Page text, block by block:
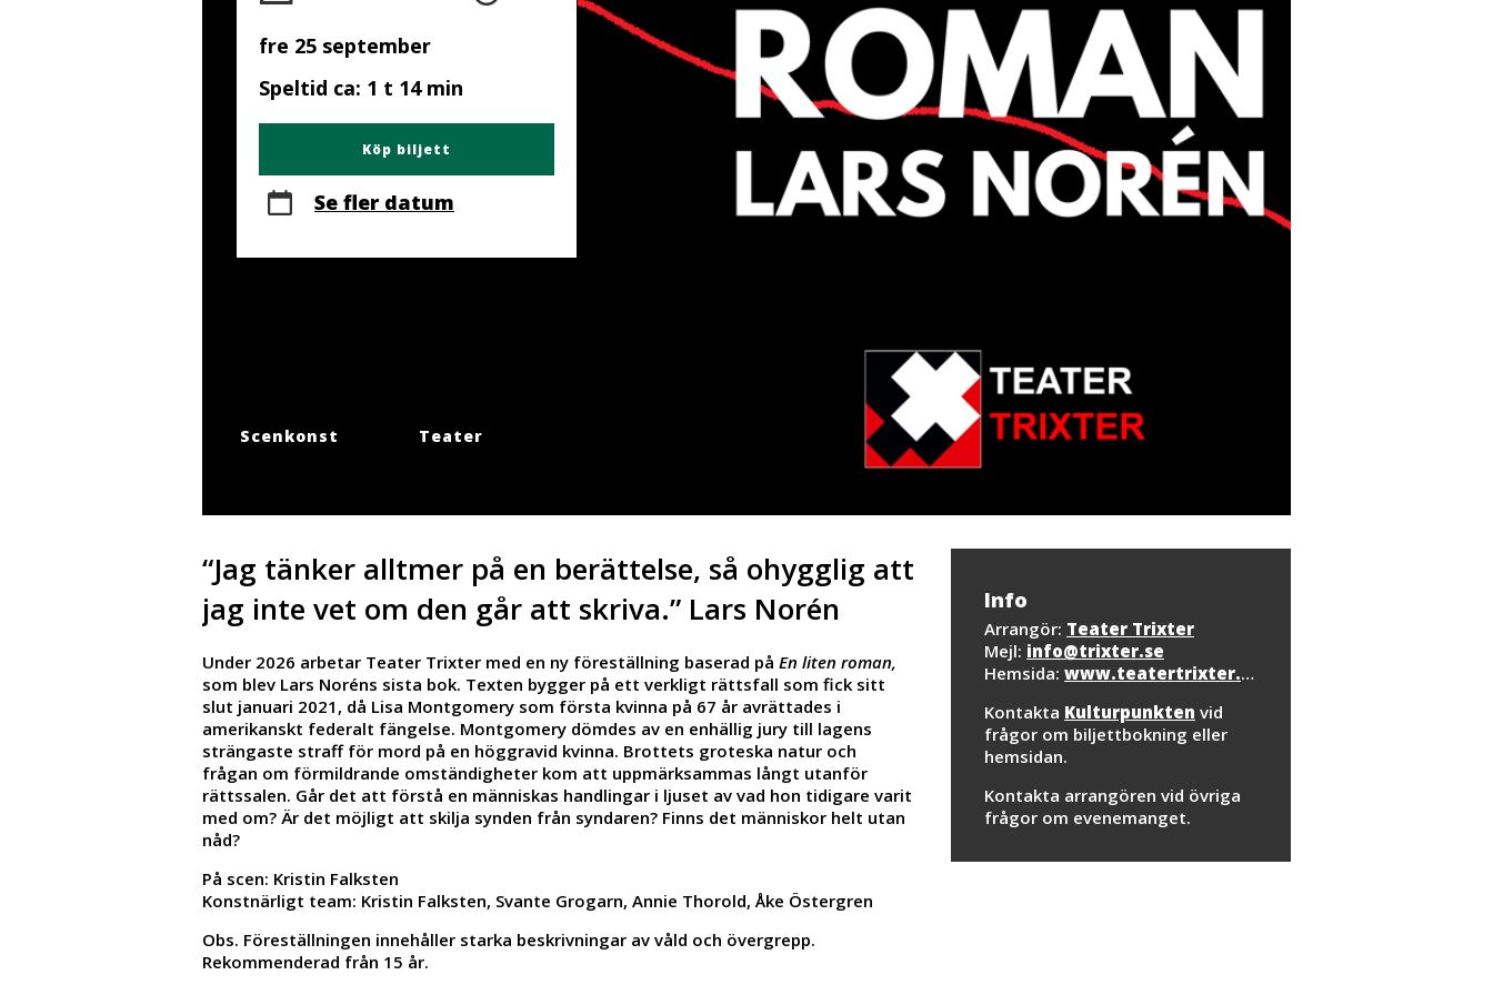
fre 25 september
Speltid ca: 1 t 14 min
Köp biljett
Se fler datum
Scenkonst Teater
Info
Arrangör: Teater Trixter
Mejl: info@trixter.se
Hemsida: www.teatertrixter.se
Kontakta Kulturpunkten vid
frågor om biljettbokning eller
hemsidan.
Kontakta arrangören vid övriga
frågor om evenemanget.
“Jag tänker alltmer på en berättelse, så ohygglig att
jag inte vet om den går att skriva.” Lars Norén
Under 2026 arbetar Teater Trixter med en ny föreställning baserad på En liten roman,
som blev Lars Noréns sista bok. Texten bygger på ett verkligt rättsfall som fick sitt
slut januari 2021, då Lisa Montgomery som första kvinna på 67 år avrättades i
amerikanskt federalt fängelse. Montgomery dömdes av en enhällig jury till lagens
strängaste straff för mord på en höggravid kvinna. Brottets groteska natur och
frågan om förmildrande omständigheter kom att uppmärksammas långt utanför
rättssalen. Går det att förstå en människas handlingar i ljuset av vad hon tidigare varit
med om? Är det möjligt att skilja synden från syndaren? Finns det människor helt utan
nåd?
På scen: Kristin Falksten
Konstnärligt team: Kristin Falksten, Svante Grogarn, Annie Thorold, Åke Östergren
Obs. Föreställningen innehåller starka beskrivningar av våld och övergrepp.
Rekommenderad från 15 år.